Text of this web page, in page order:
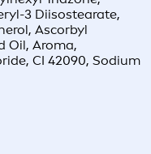
3 Diisostearate,
Ascorbyl
Oil, Aroma,
CI 42090, Sodium